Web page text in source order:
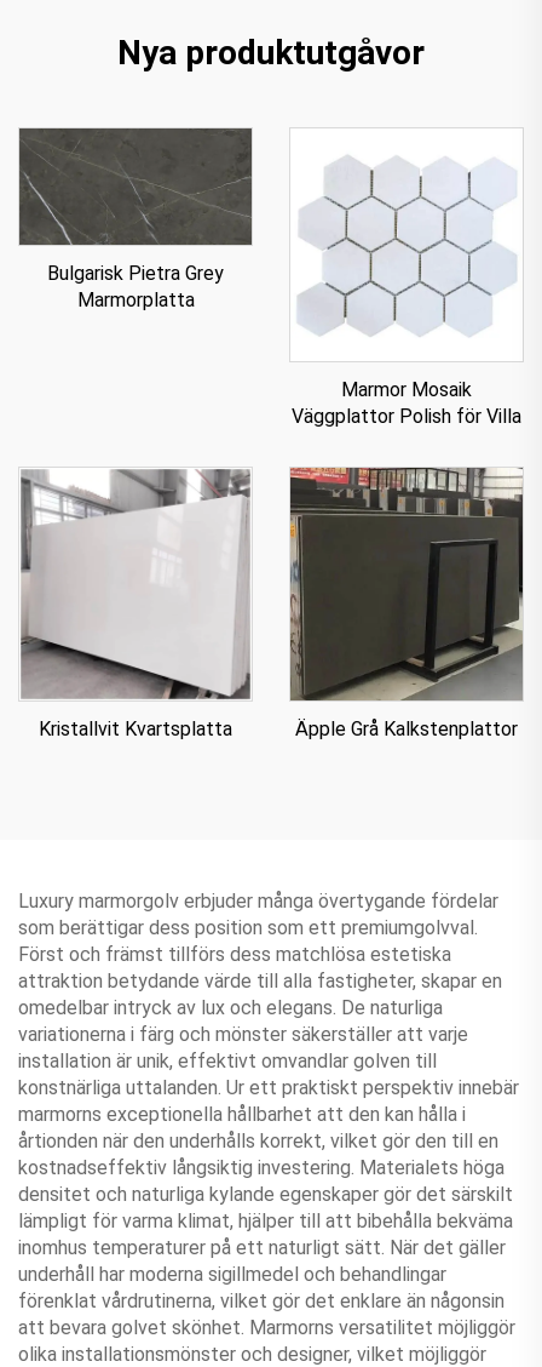
Nya produktutgåvor
Bulgarisk Pietra Grey
Marmorplatta
Marmor Mosaik
Väggplattor Polish för Villa
Kristallvit Kvartsplatta Äpple Grå Kalkstenplattor
Luxury marmorgolv erbjuder många övertygande fördelar
som berättigar dess position som ett premiumgolvval.
Först och främst tillförs dess matchlösa estetiska
attraktion betydande värde till alla fastigheter, skapar en
omedelbar intryck av lux och elegans. De naturliga
variationerna i färg och mönster säkerställer att varje
installation är unik, effektivt omvandlar golven till
konstnärliga uttalanden. Ur ett praktiskt perspektiv innebär
marmorns exceptionella hållbarhet att den kan hålla i
årtionden när den underhålls korrekt, vilket gör den till en
kostnadseffektiv långsiktig investering. Materialets höga
densitet och naturliga kylande egenskaper gör det särskilt
lämpligt för varma klimat, hjälper till att bibehålla bekväma
inomhus temperaturer på ett naturligt sätt. När det gäller
underhåll har moderna sigillmedel och behandlingar
förenklat vårdrutinerna, vilket gör det enklare än någonsin
att bevara golvet skönhet. Marmorns versatilitet möjliggör
olika installationsmönster och designer, vilket möjliggör